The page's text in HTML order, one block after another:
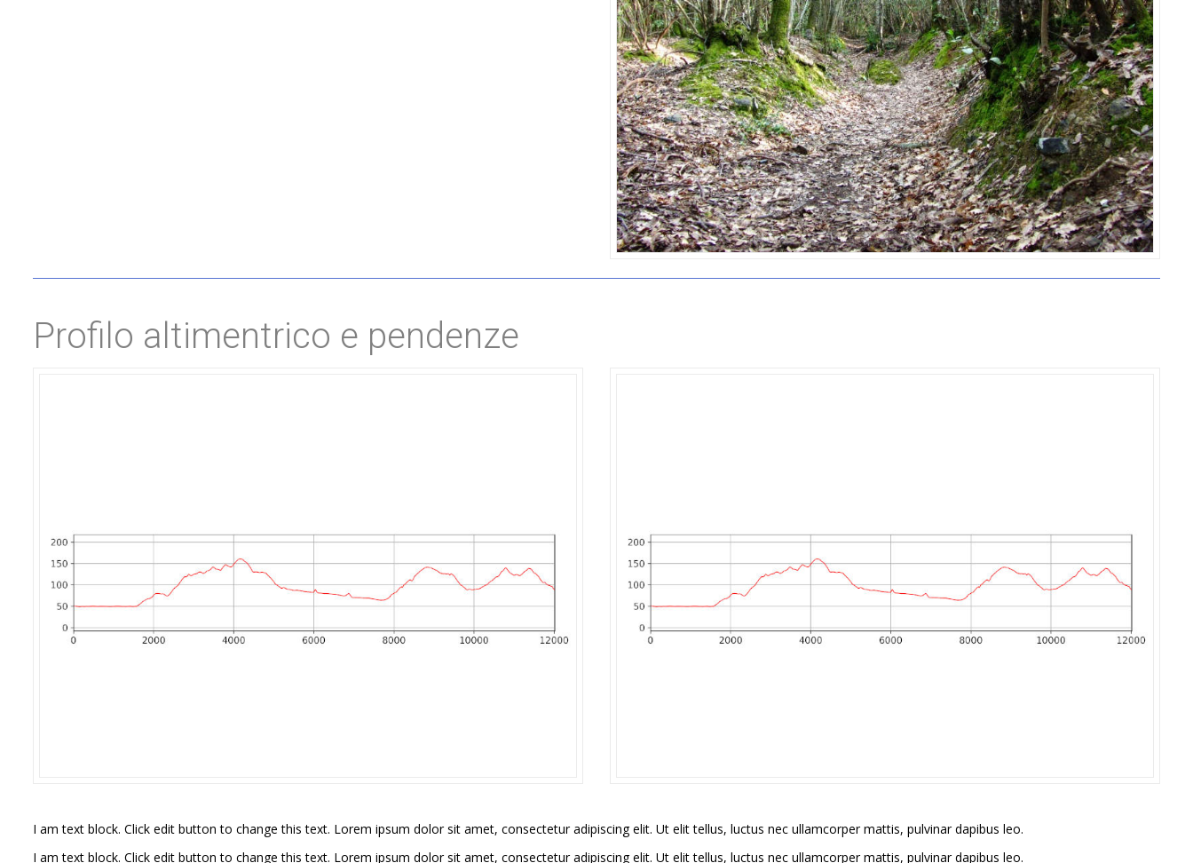
Profilo altimentrico e pendenze
I am text block. Click edit button to change this text. Lorem ipsum dolor sit amet, consectetur adipiscing elit. Ut elit tellus, luctus nec ullamcorper mattis, pulvinar dapibus leo.
I am text block. Click edit button to change this text. Lorem ipsum dolor sit amet, consectetur adipiscing elit. Ut elit tellus, luctus nec ullamcorper mattis, pulvinar dapibus leo.